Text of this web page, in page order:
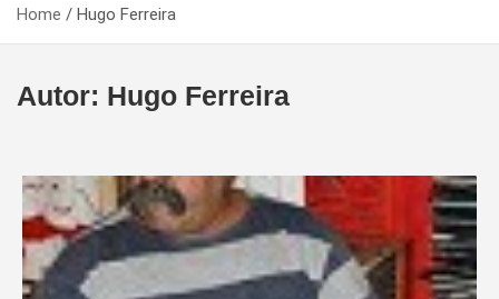
Home Hugo Ferreira
Autor: Hugo Ferreira